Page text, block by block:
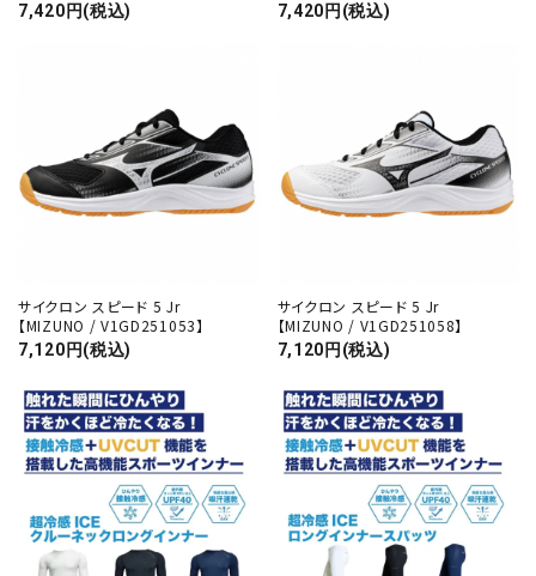
7,420円(税込) 7,420円(税込)
サイクロン スピード 5 Jr
【MIZUNO / V1GD251053】
7,120円(税込)
サイクロン スピード 5 Jr
【MIZUNO / V1GD251058】
7,120円(税込)
キーワード
カテゴリー
検索する